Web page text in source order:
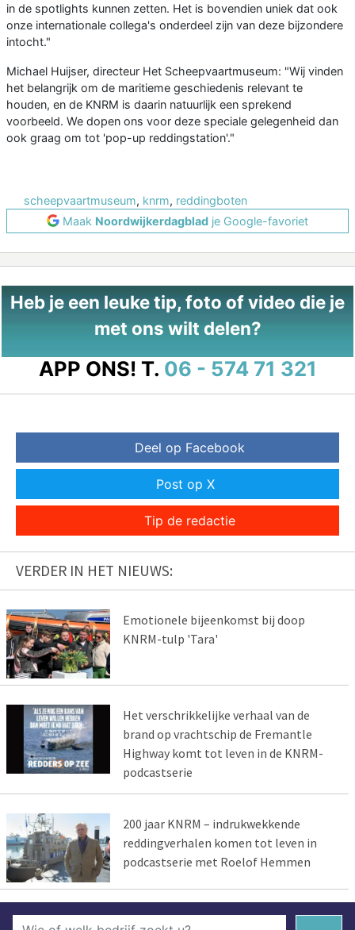
in de spotlights kunnen zetten. Het is bovendien uniek dat ook
onze internationale collega's onderdeel zijn van deze bijzondere
intocht."
Michael Huijser, directeur Het Scheepvaartmuseum: "Wij vinden
het belangrijk om de maritieme geschiedenis relevant te
houden, en de KNRM is daarin natuurlijk een sprekend
voorbeeld. We dopen ons voor deze speciale gelegenheid dan
ook graag om tot 'pop-up reddingstation'."
scheepvaartmuseum, knrm, reddingboten
Maak Noordwijkerdagblad je Google-favoriet
Heb je een leuke tip, foto of video die je
met ons wilt delen?
APP ONS! T. 06 - 574 71 321
Deel op Facebook
Post op X
Tip de redactie
VERDER IN HET NIEUWS:
Emotionele bijeenkomst bij doop
KNRM-tulp 'Tara'
Het verschrikkelijke verhaal van de
brand op vrachtschip de Fremantle
Highway komt tot leven in de KNRM-
podcastserie
200 jaar KNRM – indrukwekkende
reddingverhalen komen tot leven in
podcastserie met Roelof Hemmen